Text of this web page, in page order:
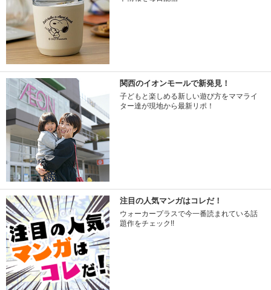
関西のイオンモールで新発見！
子どもと楽しめる新しい遊び方をママライ
ター達が現地から最新リポ！
注目の人気マンガはコレだ！
ウォーカープラスで今一番読まれている話
題作をチェック!!